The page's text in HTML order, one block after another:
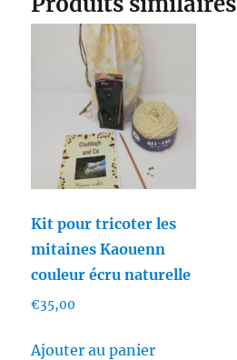
Kit pour tricoter les
mitaines Kaouenn
couleur écru naturelle
€35,00
Ajouter au panier